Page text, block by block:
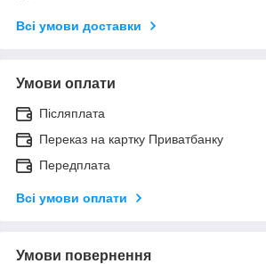
Всі умови доставки
Умови оплати
Післяплата
Переказ на картку Приватбанку
Передплата
Всі умови оплати
Умови повернення